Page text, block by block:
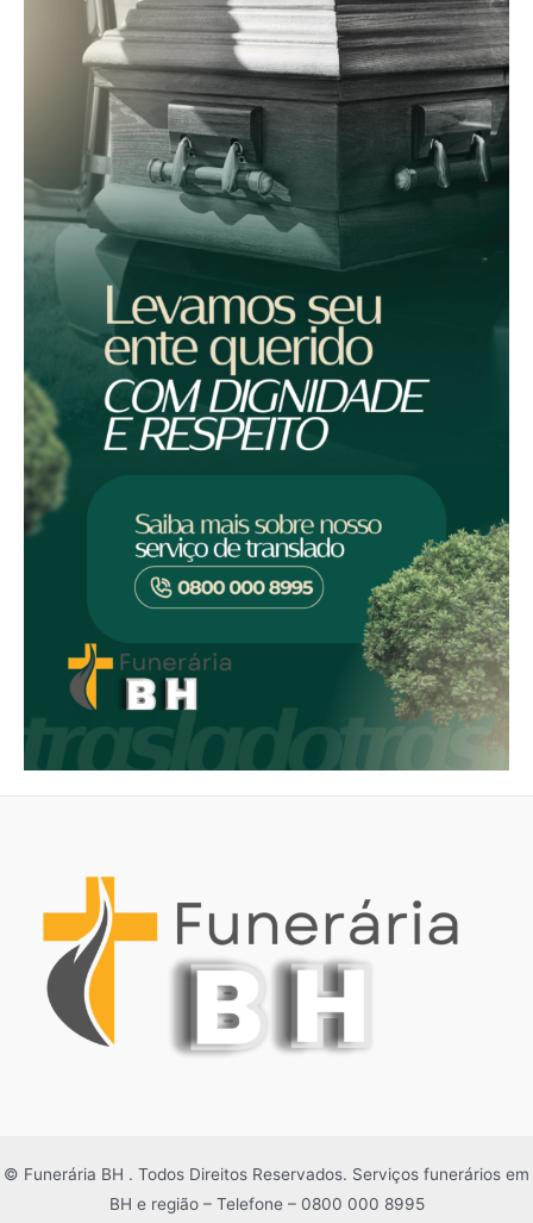
© Funerária BH . Todos Direitos Reservados. Serviços funerários em
BH e região – Telefone – 0800 000 8995